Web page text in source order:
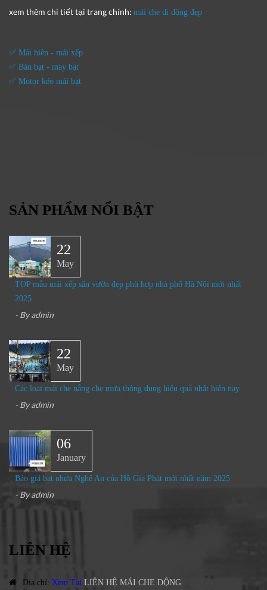
xem thêm chi tiết tại trang chính: mái che di động đẹp
✅ Mái hiên - mái xếp
✅ Bán bạt - may bạt
✅ Motor kéo mái bạt
SẢN PHẨM NỔI BẬT
22
May
TOP mẫu mái xếp sân vườn đẹp phù hợp nhà phố Hà Nội mới nhất
2025
- Byadmin
22
May
Các loại mái che nắng che mưa thông dụng hiệu quả nhất hiện nay
- Byadmin
06
January
Báo giá bạt nhựa Nghệ An của Hồ Gia Phát mới nhất năm 2025
- Byadmin
LIÊN HỆ
Địa chỉ: Xem Tại LIÊN HỆ MÁI CHE ĐỘNG